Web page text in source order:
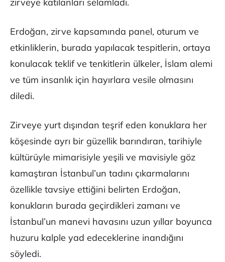
zirveye katılanları selamladı.
Erdoğan, zirve kapsamında panel, oturum ve
etkinliklerin, burada yapılacak tespitlerin, ortaya
konulacak teklif ve tenkitlerin ülkeler, İslam alemi
ve tüm insanlık için hayırlara vesile olmasını
diledi.
Zirveye yurt dışından teşrif eden konuklara her
köşesinde ayrı bir güzellik barındıran, tarihiyle
kültürüyle mimarisiyle yeşili ve mavisiyle göz
kamaştıran İstanbul’un tadını çıkarmalarını
özellikle tavsiye ettiğini belirten Erdoğan,
konukların burada geçirdikleri zamanı ve
İstanbul’un manevi havasını uzun yıllar boyunca
huzuru kalple yad edeceklerine inandığını
söyledi.